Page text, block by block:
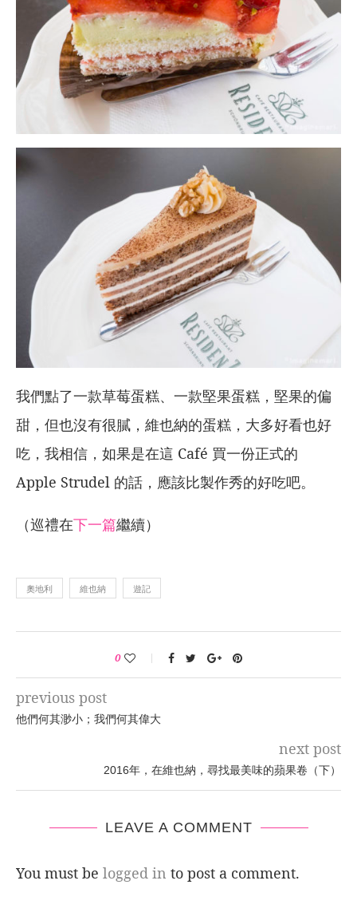
我們點了一款草莓蛋糕、一款堅果蛋糕，堅果的偏
甜，但也沒有很膩，維也納的蛋糕，大多好看也好
吃，我相信，如果是在這 Café 買一份正式的
Apple Strudel 的話，應該比製作秀的好吃吧。
（巡禮在下一篇繼續）
奧地利 維也納 遊記
0
previous post
他們何其渺小；我們何其偉大
next post
2016年，在維也納，尋找最美味的蘋果卷（下）
LEAVE A COMMENT
You must be logged in to post a comment.